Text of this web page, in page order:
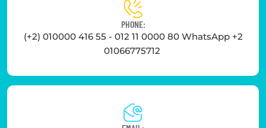
PHONE:
(+2) 010000 416 55 - 012 11 0000 80 WhatsApp +2
01066775712